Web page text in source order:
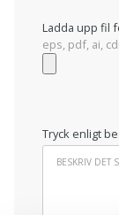
Ladda upp fil
eps, pdf, ai,
Tryck enligt